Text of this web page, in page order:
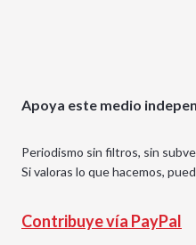
Apoya este medio
Periodismo sin filtros, sin
Si valoras lo que hacemos,
Contribuye vía PayPal